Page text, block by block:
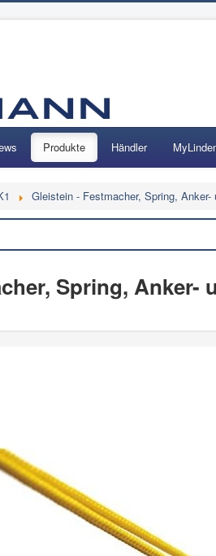
Produkte Händler
Gleistein - Festmacher, Spring, Anker-
Spring, Anker-